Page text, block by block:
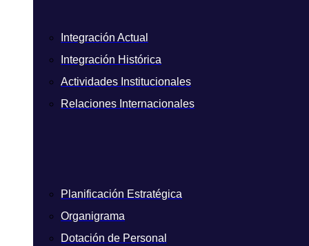
Integración Actual
Integración Histórica
Actividades Institucionales
Relaciones Internacionales
Planificación Estratégica
Organigrama
Dotación de Personal